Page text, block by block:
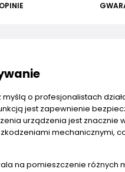
OPINIE
myślą o profesjonalistach
jest zapewnienie
urządzenia jest znacznie
mechanicznymi,
na pomieszczenie różnych